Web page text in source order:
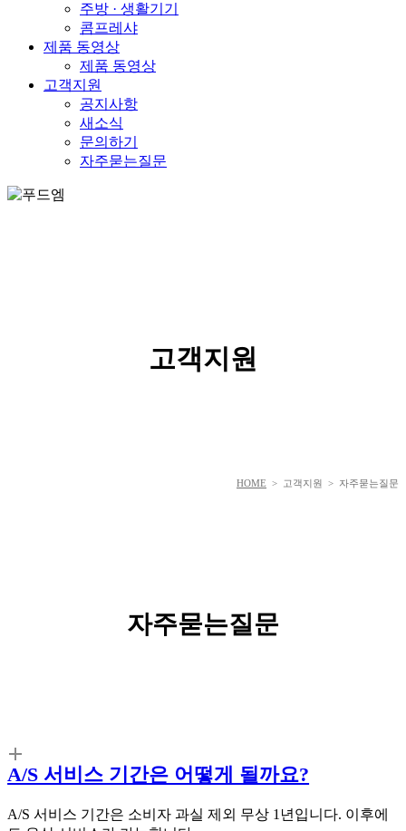
주방 · 생활기기
콤프레샤
제품 동영상
제품 동영상
고객지원
공지사항
새소식
문의하기
자주묻는질문
고객지원
HOME > 고객지원 > 자주묻는질문
자주묻는질문
A/S 서비스 기간은 어떻게 될까요?
A/S 서비스 기간은 소비자 과실 제외 무상 1년입니다. 이후에